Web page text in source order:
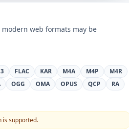
web formats may be
FLAC KAR M4A M4P
M4R
OGG OMA OPUS QCP
RA
is supported.